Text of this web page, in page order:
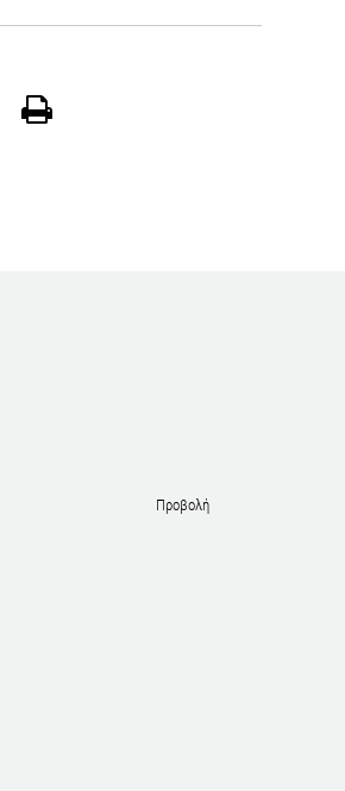
Προβολή